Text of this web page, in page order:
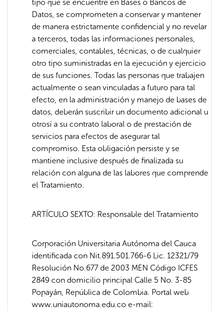
tipo que se encuentre en Bases o Bancos de
Datos, se comprometen a conservar y mantener
de manera estrictamente confidencial y no revelar
a terceros, todas las informaciones personales,
comerciales, contables, técnicas, o de cualquier
otro tipo suministradas en la ejecución y ejercicio
de sus funciones. Todas las personas que trabajen
actualmente o sean vinculadas a futuro para tal
efecto, en la administración y manejo de bases de
datos, deberán suscribir un documento adicional u
otrosí a su contrato laboral o de prestación de
servicios para efectos de asegurar tal
compromiso. Esta obligación persiste y se
mantiene inclusive después de finalizada su
relación con alguna de las labores que comprende
el Tratamiento.
ARTÍCULO SEXTO: Responsable del Tratamiento
Corporación Universitaria Autónoma del Cauca
identificada con Nit.891.501.766-6 Lic. 12321/79
Resolución No.677 de 2003 MEN Código ICFES
2849 con domicilio principal Calle 5 No. 3-85
Popayán, República de Colombia. Portal web
www.uniautonoma.edu.co e-mail: